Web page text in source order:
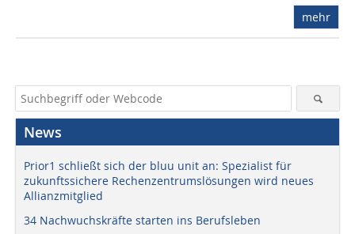
mehr
News
Prior1 schließt sich der bluu unit an: Spezialist für
zukunftssichere Rechenzentrumslösungen wird neues
Allianzmitglied
34 Nachwuchskräfte starten ins Berufsleben